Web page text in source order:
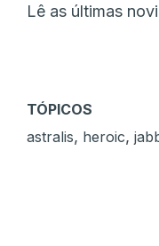
Lê as últimas
TÓPICOS
astralis, heroic,